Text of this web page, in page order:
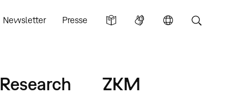
Newsletter Presse
Research ZKM